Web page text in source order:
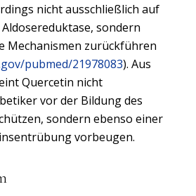
nicht ausschließlich auf
sondern
Mechanismen zurückführen
pubmed/21978083). Aus
Quercetin nicht
vor der Bildung des
sondern ebenso einer
vorbeugen.